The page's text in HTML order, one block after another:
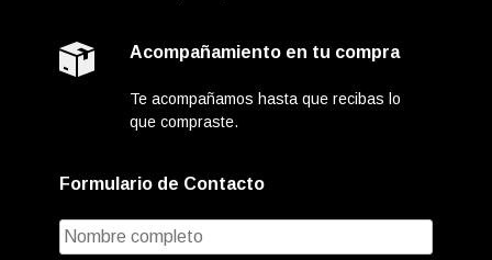
Acompañamiento en tu compra
Te acompañamos hasta que recibas lo
que compraste.
Formulario de Contacto